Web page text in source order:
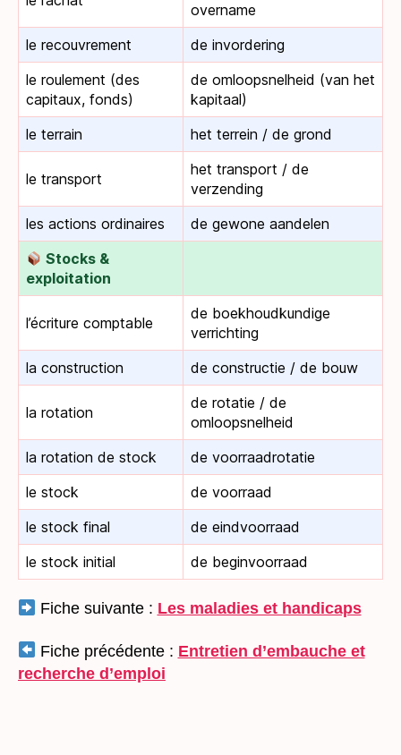
overname
le recouvrement
de invordering
le roulement (des
capitaux, fonds)
de omloopsnelheid (van het
kapitaal)
le terrain
het terrein / de grond
le transport
het transport / de
verzending
les actions ordinaires
de gewone aandelen
Stocks &
exploitation
l’écriture comptable
de boekhoudkundige
verrichting
la construction
de constructie / de bouw
la rotation
de rotatie / de
omloopsnelheid
la rotation de stock
de voorraadrotatie
le stock
de voorraad
le stock final
de eindvoorraad
le stock initial
de beginvoorraad
Fiche suivante : Les maladies et handicaps
Fiche précédente : Entretien d’embauche et
recherche d’emploi